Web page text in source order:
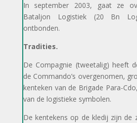
In september 2003, gaat ze
Bataljon Logistiek (20 Bn
ontbonden.
Tradities.
De Compagnie (tweetalig) heeft
de Commando’s overgenomen,
kenteken van de Brigade Para-
van de logistieke symbolen.
De kentekens op de kledij zijn de